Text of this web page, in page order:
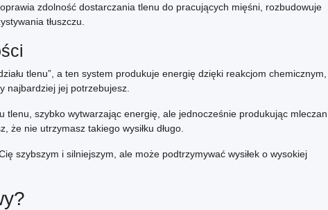
zdolność dostarczania tlenu do pracujących mięśni, rozbudowuje
tłuszczu.
tlenu”, a ten system produkuje energię dzięki reakcjom chemicznym,
najbardziej jej potrzebujesz.
tlenu, szybko wytwarzając energię, ale jednocześnie produkując mleczan
nie utrzymasz takiego wysiłku długo.
szybszym i silniejszym, ale może podtrzymywać wysiłek o wysokiej